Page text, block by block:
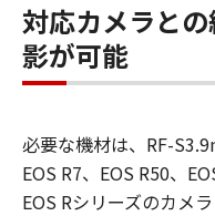
対応カメラと
影が可能
必要な機材は、RF-
EOS R7、EOS R50、
EOS Rシリーズのカメ